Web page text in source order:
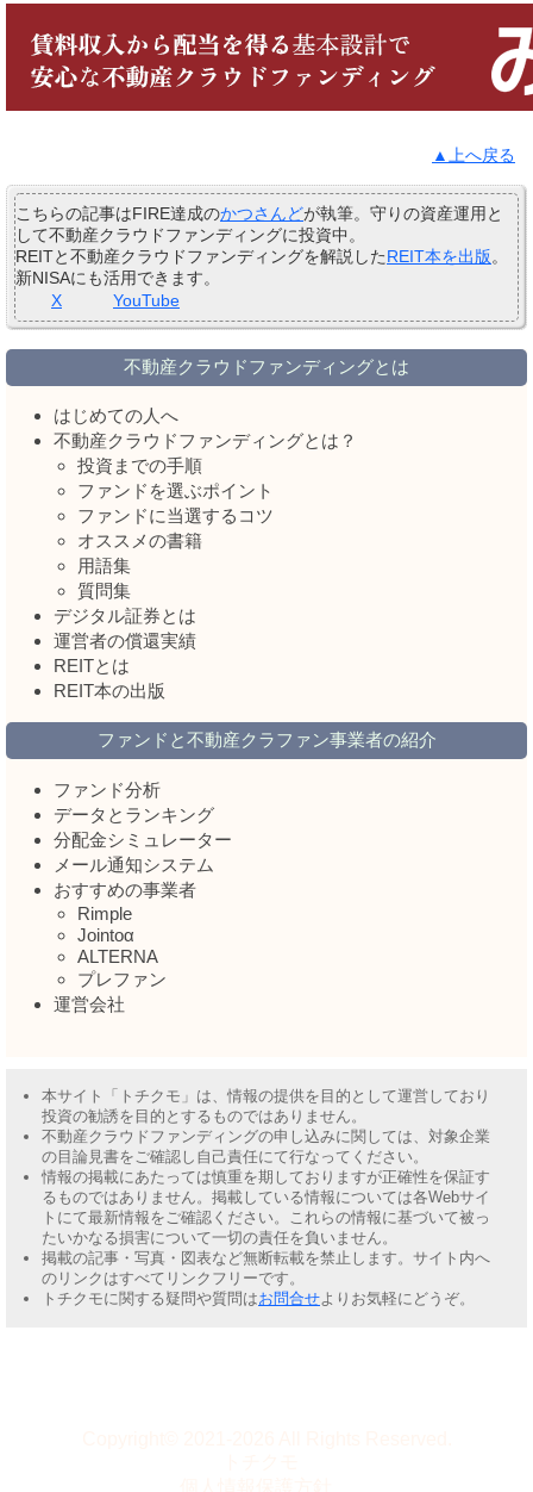
▲上へ戻る
こちらの記事はFIRE達成のかつさんどが執筆。守りの資産運用と
して不動産クラウドファンディングに投資中。
REITと不動産クラウドファンディングを解説した REIT本を出版 。
新NISAにも活用できます。
X YouTube
不動産クラウドファンディングとは
はじめての人へ
不動産クラウドファンディングとは？
投資までの手順
ファンドを選ぶポイント
ファンドに当選するコツ
オススメの書籍
用語集
質問集
デジタル証券とは
運営者の償還実績
REITとは
REIT本の出版
ファンドと不動産クラファン事業者の紹介
ファンド分析
データとランキング
分配金シミュレーター
メール通知システム
おすすめの事業者
Rimple
Jointoα
ALTERNA
プレファン
運営会社
本サイト「トチクモ」は、情報の提供を目的として運営しており
投資の勧誘を目的とするものではありません。
不動産クラウドファンディングの申し込みに関しては、対象企業
の目論見書をご確認し自己責任にて行なってください。
情報の掲載にあたっては慎重を期しておりますが正確性を保証す
るものではありません。掲載している情報については各Webサイ
トにて最新情報をご確認ください。これらの情報に基づいて被っ
たいかなる損害について一切の責任を負いません。
掲載の記事・写真・図表など無断転載を禁止します。サイト内へ
のリンクはすべてリンクフリーです。
トチクモに関する疑問や質問はお問合せよりお気軽にどうぞ。